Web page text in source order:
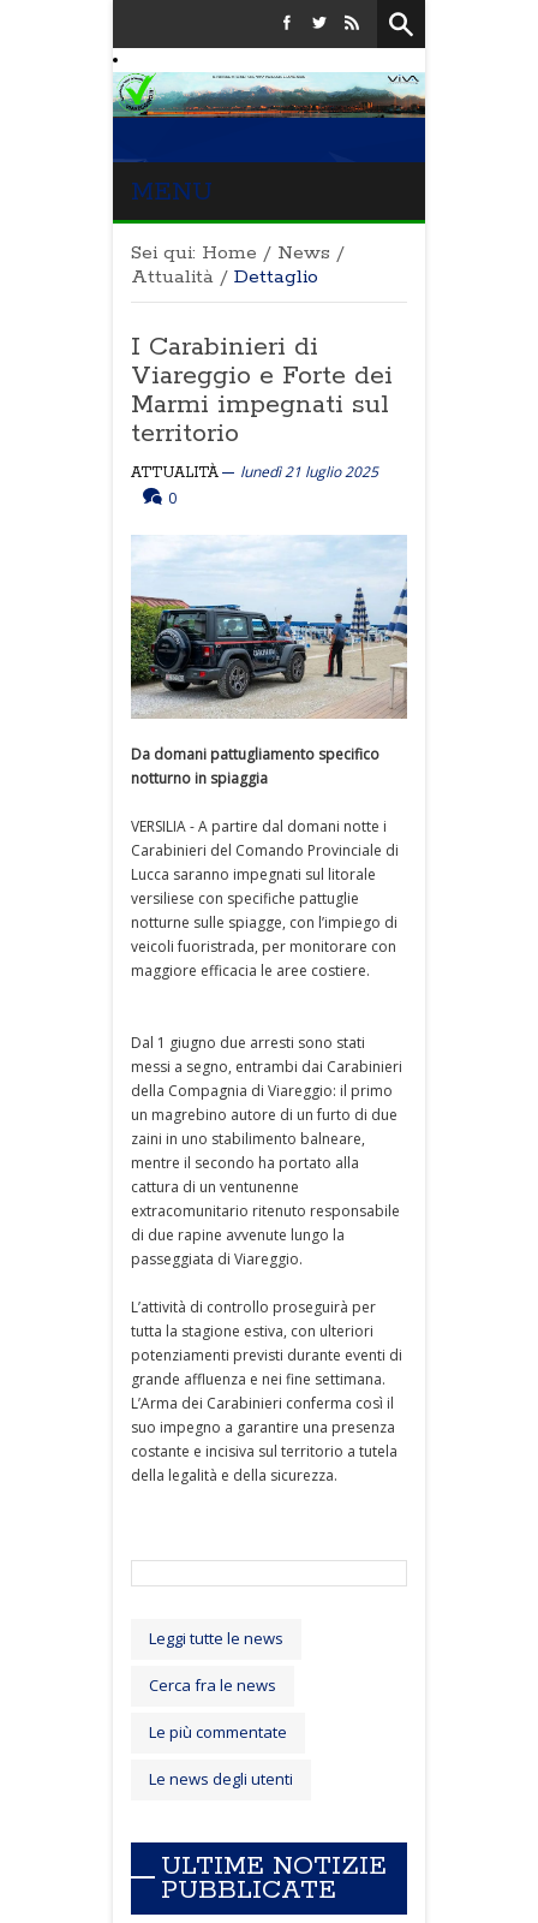
MENU
Sei qui: Home / News /
Attualità / Dettaglio
I Carabinieri di
Viareggio e Forte dei
Marmi impegnati sul
territorio
ATTUALITÀ
lunedì 21 luglio 2025
0
Da domani pattugliamento specifico
notturno in spiaggia
VERSILIA - A partire dal domani notte i
Carabinieri del Comando Provinciale di
Lucca saranno impegnati sul litorale
versiliese con specifiche pattuglie
notturne sulle spiagge, con l’impiego di
veicoli fuoristrada, per monitorare con
maggiore efficacia le aree costiere.
Dal 1 giugno due arresti sono stati
messi a segno, entrambi dai Carabinieri
della Compagnia di Viareggio: il primo
un magrebino autore di un furto di due
zaini in uno stabilimento balneare,
mentre il secondo ha portato alla
cattura di un ventunenne
extracomunitario ritenuto responsabile
di due rapine avvenute lungo la
passeggiata di Viareggio.
L’attività di controllo proseguirà per
tutta la stagione estiva, con ulteriori
potenziamenti previsti durante eventi di
grande affluenza e nei fine settimana.
L’Arma dei Carabinieri conferma così il
suo impegno a garantire una presenza
costante e incisiva sul territorio a tutela
della legalità e della sicurezza.
Leggi tutte le news
Cerca fra le news
Le più commentate
Le news degli utenti
ULTIME NOTIZIE
PUBBLICATE